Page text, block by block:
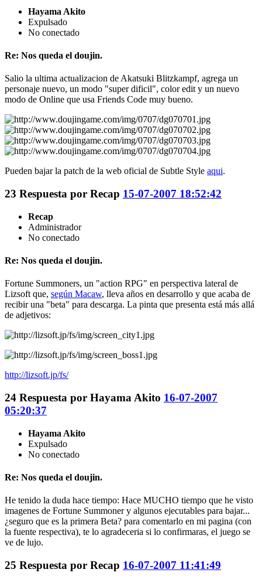
Hayama Akito
Expulsado
No conectado
Re: Nos queda el doujin.
Salio la ultima actualizacion de Akatsuki Blitzkampf, agrega un
personaje nuevo, un modo "super dificil", color edit y un nuevo
modo de Online que usa Friends Code muy bueno.
Pueden bajar la patch de la web oficial de Subtle Style aqui.
23 Respuesta por Recap 15-07-2007 18:52:42
Recap
Administrador
No conectado
Re: Nos queda el doujin.
Fortune Summoners, un "action RPG" en perspectiva lateral de
Lizsoft que, según Macaw, lleva años en desarrollo y que acaba de
recibir una "beta" para descarga. La pinta que presenta está más allá
de adjetivos:
http://lizsoft.jp/fs/
24 Respuesta por Hayama Akito 16-07-2007
05:20:37
Hayama Akito
Expulsado
No conectado
Re: Nos queda el doujin.
He tenido la duda hace tiempo: Hace MUCHO tiempo que he visto
imagenes de Fortune Summoner y algunos ejecutables para bajar...
¿seguro que es la primera Beta? para comentarlo en mi pagina (con
la fuente respectiva), te lo agradeceria si lo confirmaras, el juego se
ve de lujo.
25 Respuesta por Recap 16-07-2007 11:41:49